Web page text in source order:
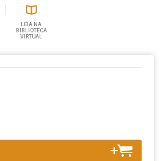
LEIA NA
BIBLIOTECA
VIRTUAL